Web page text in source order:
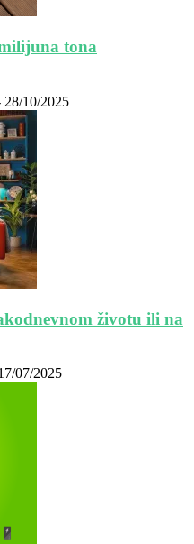
tona
28/10/2025
životu ili na
07/2025